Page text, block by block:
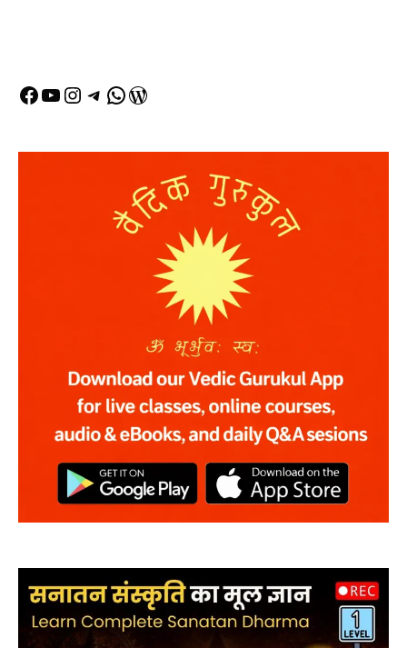
Facebook
YouTube
Instagram
Telegram
WhatsApp
WordPress